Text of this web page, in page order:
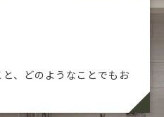
、どのようなことでも お